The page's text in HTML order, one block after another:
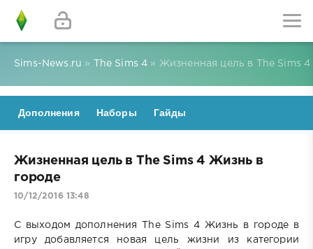
Sims-News.ru » The Sims 4 » Жизненная цель в The Sims
Дополнения Наборы Гайды
Жизненная цель в The Sims 4 Жизнь в
городе
10/12/2016 13:48
С выходом дополнения The Sims 4 Жизнь в городе в
игру добавляется новая цель жизни из категории